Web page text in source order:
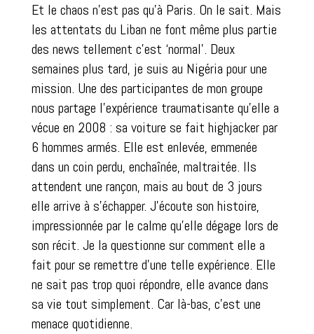
Et le chaos n’est pas qu’à Paris. On le sait. Mais
les attentats du Liban ne font même plus partie
des news tellement c’est ‘normal’. Deux
semaines plus tard, je suis au Nigéria pour une
mission. Une des participantes de mon groupe
nous partage l’expérience traumatisante qu’elle a
vécue en 2008 : sa voiture se fait highjacker par
6 hommes armés. Elle est enlevée, emmenée
dans un coin perdu, enchaînée, maltraitée. Ils
attendent une rançon, mais au bout de 3 jours
elle arrive à s’échapper. J’écoute son histoire,
impressionnée par le calme qu’elle dégage lors de
son récit. Je la questionne sur comment elle a
fait pour se remettre d’une telle expérience. Elle
ne sait pas trop quoi répondre, elle avance dans
sa vie tout simplement. Car là-bas, c’est une
menace quotidienne.